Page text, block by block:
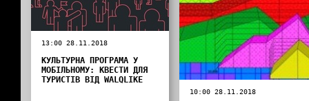
13:00 28.11.2018
КУЛЬТУРНА ПРОГРАМА У
МОБІЛЬНОМУ: КВЕСТИ ДЛЯ
ТУРИСТІВ ВІД WALQLIKE
10:00 28.11.2018